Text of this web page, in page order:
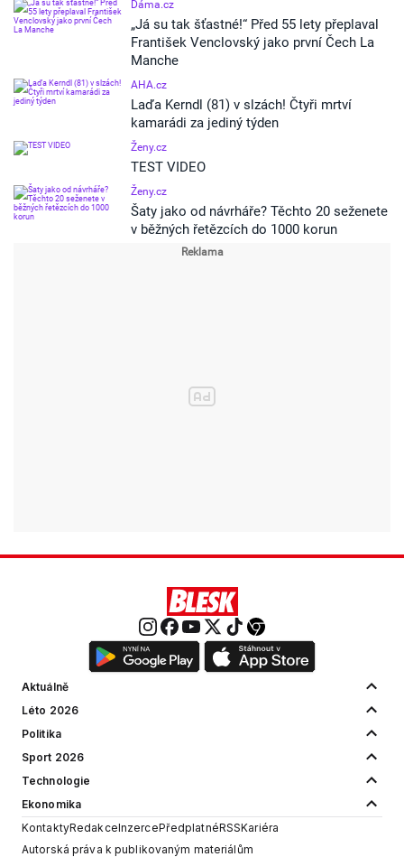
Dáma.cz
„Já su tak šťastné!“ Před 55 lety přeplaval
František Venclovský jako první Čech La
Manche
AHA.cz
Laďa Kerndl (81) v slzách! Čtyři mrtví
kamarádi za jediný týden
Ženy.cz
TEST VIDEO
Ženy.cz
Šaty jako od návrháře? Těchto 20 seženete
v běžných řetězcích do 1000 korun
Aktuálně
Léto 2026
Politika
Sport 2026
Technologie
Ekonomika
KontaktyRedakceInzercePředplatnéRSSKariéra
Autorská práva k publikovaným materiálům